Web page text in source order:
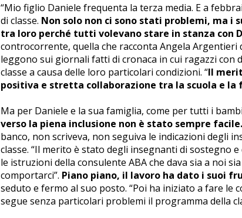
“Mio figlio Daniele frequenta la terza media. E a
di classe. Non solo non ci sono stati problemi, ma i
tra loro perché tutti volevano stare in stanza con
controcorrente, quella che racconta Angela Argentieri
leggono sui giornali fatti di cronaca in cui ragazzi con
classe a causa delle loro particolari condizioni. “Il
positiva e stretta collaborazione tra la scuola e la
Ma per Daniele e la sua famiglia, come per tutti i
verso la piena inclusione non è stato sempre facile.
banco, non scriveva, non seguiva le indicazioni degli
classe. “Il merito è stato degli insegnanti di sostegno
le istruzioni della consulente ABA che dava sia a noi
comportarci”. Piano piano, il lavoro ha dato i suoi
seduto e fermo al suo posto. “Poi ha iniziato a fare le
segue senza particolari problemi il programma della